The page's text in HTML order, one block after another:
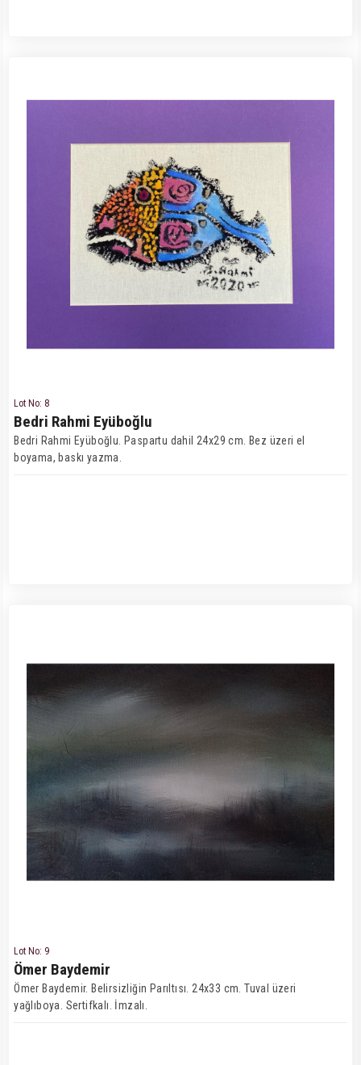
Lot No: 8
Bedri Rahmi Eyüboğlu
Bedri Rahmi Eyüboğlu. Paspartu dahil 24x29 cm. Bez üzeri el
boyama, baskı yazma.
Lot No: 9
Ömer Baydemir
Ömer Baydemir. Belirsizliğin Parıltısı. 24x33 cm. Tuval üzeri
yağlıboya. Sertifkalı. İmzalı.